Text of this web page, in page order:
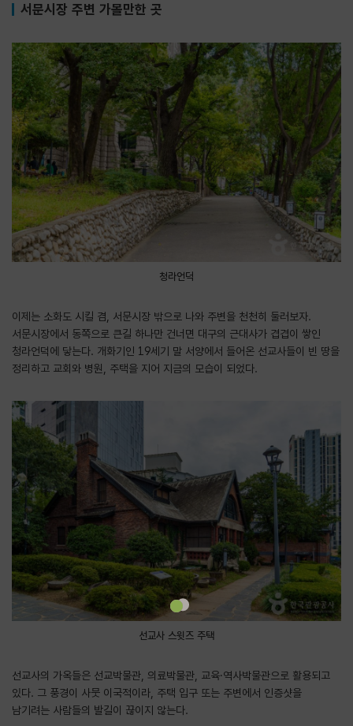
서문시장 주변 가볼만한 곳
청라언덕
이제는 소화도 시킬 겸, 서문시장 밖으로 나와 주변을 천천히 둘러보자.
서문시장에서 동쪽으로 큰길 하나만 건너면 대구의 근대사가 겹겹이 쌓인
청라언덕에 닿는다. 개화기인 19세기 말 서양에서 들어온 선교사들이 빈 땅을
정리하고 교회와 병원, 주택을 지어 지금의 모습이 되었다.
선교사 스윗즈 주택
선교사의 가옥들은 선교박물관, 의료박물관, 교육·역사박물관으로 활용되고
있다. 그 풍경이 사뭇 이국적이라, 주택 입구 또는 주변에서 인증샷을
남기려는 사람들의 발길이 끊이지 않는다.